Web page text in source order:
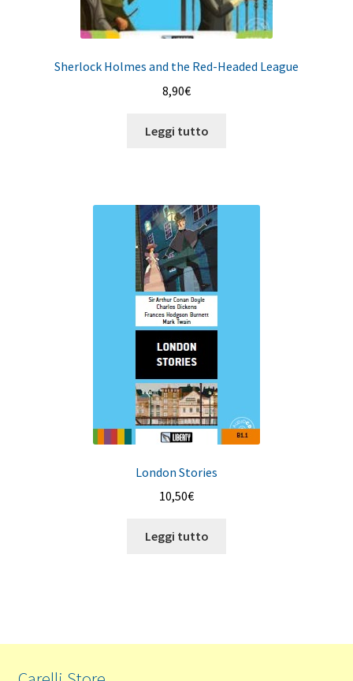
Sherlock Holmes and the Red-Headed League
8,90€
Leggi tutto
London Stories
10,50€
Leggi tutto